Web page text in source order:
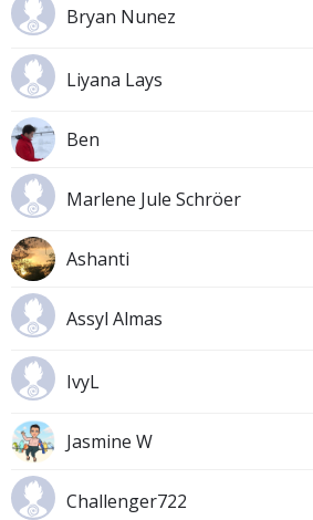
Bryan Nunez
Liyana Lays
Ben
Marlene Jule Schröer
Ashanti
Assyl Almas
IvyL
Jasmine W
Challenger722